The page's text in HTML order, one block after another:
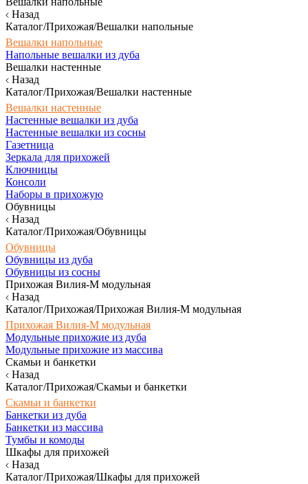
Назад
Каталог/Прихожая/Вешалки напольные
Вешалки напольные
Напольные вешалки из дуба
Вешалки настенные
Назад
Каталог/Прихожая/Вешалки настенные
Вешалки настенные
Настенные вешалки из дуба
Настенные вешалки из сосны
Газетница
Зеркала для прихожей
Ключницы
Консоли
Наборы в прихожую
Обувницы
Назад
Каталог/Прихожая/Обувницы
Обувницы
Обувницы из дуба
Обувницы из сосны
Прихожая Вилия-М модульная
Назад
Каталог/Прихожая/Прихожая Вилия-М модульная
Прихожая Вилия-М модульная
Модульные прихожие из дуба
Модульные прихожие из массива
Скамьи и банкетки
Назад
Каталог/Прихожая/Скамьи и банкетки
Скамьи и банкетки
Банкетки из дуба
Банкетки из массива
Тумбы и комоды
Шкафы для прихожей
Назад
Каталог/Прихожая/Шкафы для прихожей